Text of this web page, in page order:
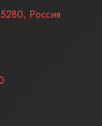
, Россия